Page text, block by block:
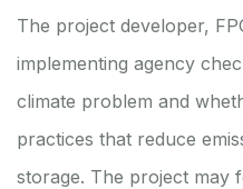
The project developer,
implementing agency
climate problem and
practices that reduce
storage. The project may